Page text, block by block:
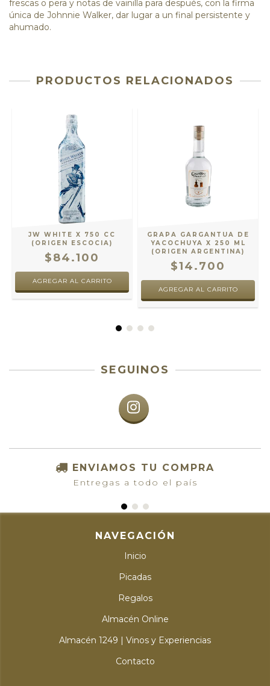
frescas o pera y notas de vainilla para después, con la firma
única de Johnnie Walker, dar lugar a un final persistente y
ahumado.
PRODUCTOS RELACIONADOS
JW WHITE X 750 CC
(ORIGEN ESCOCIA)
$84.100
GRAPA GARGANTUA DE
YACOCHUYA X 250 ML
(ORIGEN ARGENTINA)
$14.700
SEGUINOS
ENVIAMOS TU COMPRA
Entregas a todo el país
NAVEGACIÓN
Inicio
Picadas
Regalos
Almacén Online
Almacén 1249 | Vinos y Experiencias
Contacto